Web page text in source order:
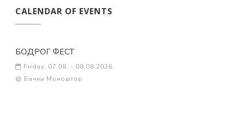
CALENDAR OF EVENTS
БОДРОГ ФЕСТ
Friday, 07.08. - 08.08.2026.
@ Бачки Моноштор